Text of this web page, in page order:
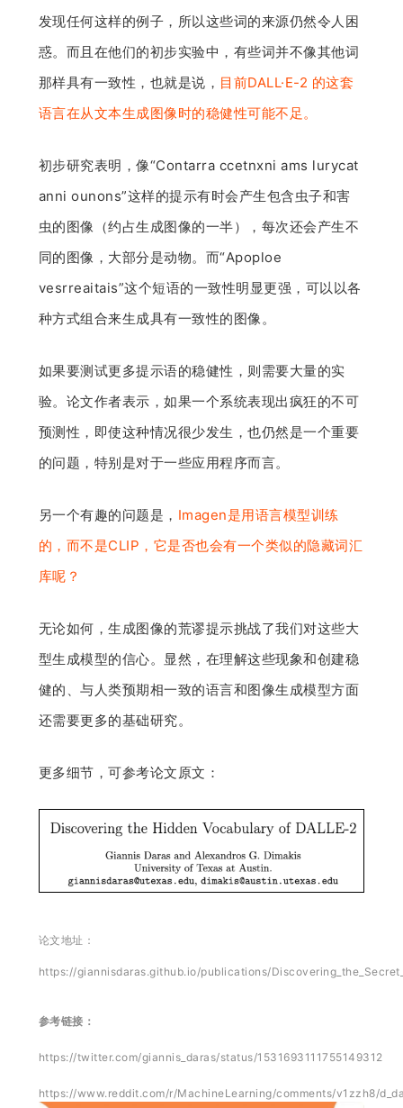
发现任何这样的例子，所以这些词的来源仍然令人困
惑。而且在他们的初步实验中，有些词并不像其他词
那样具有一致性，也就是说， 目前DALL·E-2 的这套
语言在从文本生成图像时的稳健性可能不足。
初步研究表明，像“Contarra ccetnxni ams lurycat
anni ounons”这样的提示有时会产生包含虫子和害
虫的图像（约占生成图像的一半），每次还会产生不
同的图像，大部分是动物。而“Apoploe
vesrreaitais”这个短语的一致性明显更强，可以以各
种方式组合来生成具有一致性的图像。
如果要测试更多提示语的稳健性，则需要大量的实
验。论文作者表示，如果一个系统表现出疯狂的不可
预测性，即使这种情况很少发生，也仍然是一个重要
的问题，特别是对于一些应用程序而言。
另一个有趣的问题是， Imagen是用语言模型训练
的，而不是CLIP，它是否也会有一个类似的隐藏词汇
库呢？
无论如何，生成图像的荒谬提示挑战了我们对这些大
型生成模型的信心。显然，在理解这些现象和创建稳
健的、与人类预期相一致的语言和图像生成模型方面
还需要更多的基础研究。
更多细节，可参考论文原文：
论文地址：
https://giannisdaras.github.io/publications/
参考链接：
https://twitter.com/giannis_daras/status/1531693111755149312
https://www.reddit.com/r/MachineLearning/comments/v1zzh8/